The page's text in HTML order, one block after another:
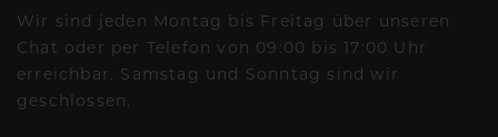
Wir sind jeden Montag bis Freitag über unseren
Chat oder per Telefon von 09:00 bis 17:00 Uhr
erreichbar. Samstag und Sonntag sind wir
geschlossen.